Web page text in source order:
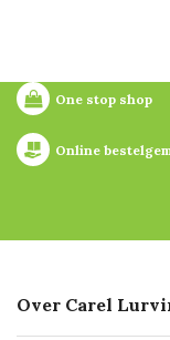
One stop shop
Online
Over Carel